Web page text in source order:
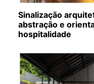
Sinalização
abstração e
hospitalidade